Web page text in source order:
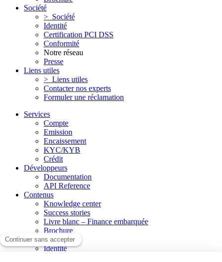
Société
> Société
Identité
Certification PCI DSS
Conformité
Notre réseau
Presse
Liens utiles
> Liens utiles
Contacter nos experts
Formuler une réclamation
Services
Compte
Emission
Encaissement
KYC/KYB
Crédit
Développeurs
Documentation
API Reference
Contenus
Knowledge center
Success stories
Livre blanc – Finance embarquée
Brochure
Société
Identité